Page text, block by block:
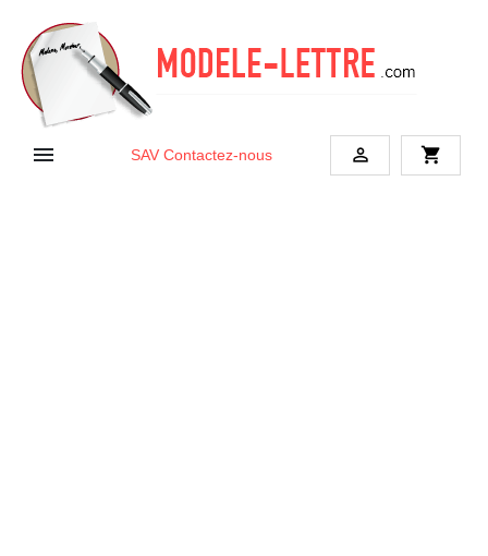
 SAV Contactez-nous  shopping_cart